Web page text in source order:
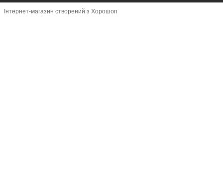
Інтернет-магазин створений з Хорошоп